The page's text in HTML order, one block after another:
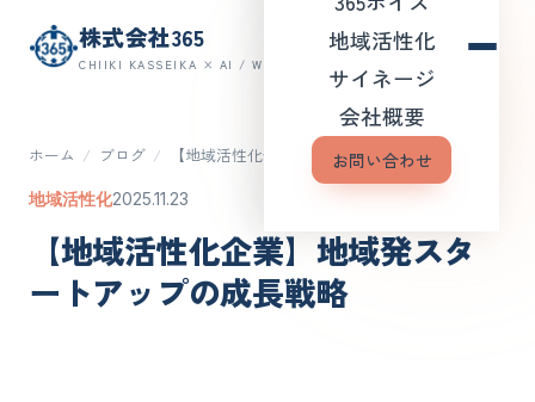
株式会社365
CHIIKI KASSEIKA × AI / WEB
地域活性化
サイネージ
会社概要
お問い合わせ
ホーム / ブログ / 【地域活性化企業】地域発スタ…
地域活性化2025.11.23
【地域活性化企業】地域発スタ
ートアップの成長戦略